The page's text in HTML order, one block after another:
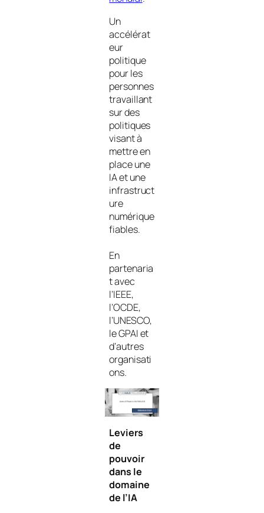
Un
accélérat
eur
politique
pour les
personnes
travaillant
sur des
politiques
visant à
mettre en
place une
IA et une
infrastruct
ure
numérique
fiables.
En
partenaria
t avec
l’IEEE,
l’OCDE,
l’UNESCO,
le GPAI et
d’autres
organisati
ons.
Leviers
de
pouvoir
dans le
domaine
de l’IA